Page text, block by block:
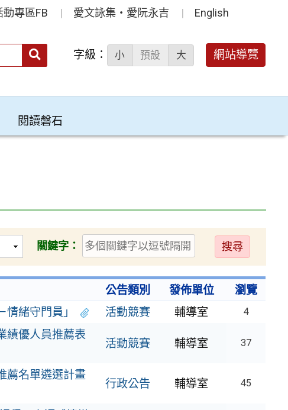
動專區FB 愛文詠集‧愛阮永吉 English
送出 字級： 小 預設 大 網站導覽
閱讀磐石
關鍵字：
送
出
公告類別 發佈單位
瀏覽
緒守門員」 活動競賽 輔導室 4
績優人員推薦表
活動競賽 輔導室 37
薦名單遴選計畫
行政公告 輔導室 45